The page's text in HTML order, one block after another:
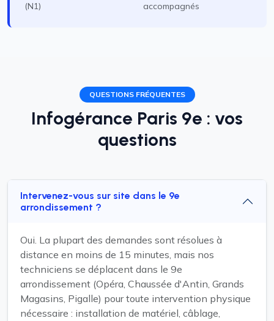
(N1)
accompagnés
QUESTIONS FRÉQUENTES
Infogérance Paris 9e : vos
questions
Intervenez-vous sur site dans le 9e
arrondissement ?
Oui. La plupart des demandes sont résolues à
distance en moins de 15 minutes, mais nos
techniciens se déplacent dans le 9e
arrondissement (Opéra, Chaussée d'Antin, Grands
Magasins, Pigalle) pour toute intervention physique
nécessaire : installation de matériel, câblage,